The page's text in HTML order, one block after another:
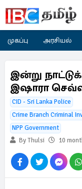
முகப்பு அரசியல்
இன்று
இஷாரா
CID - Sri Lanka Police
Crime Branch Criminal
NPP Government
By Thulsi
10